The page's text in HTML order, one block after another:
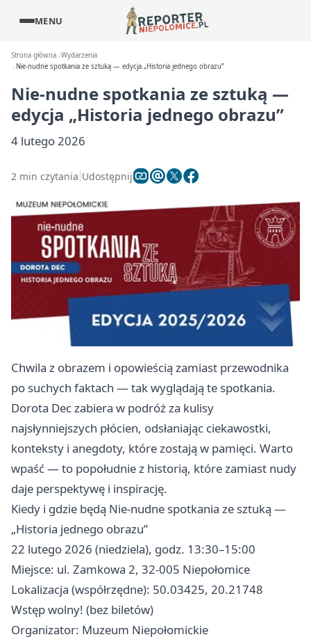
MENU
Strona główna Wydarzenia
Nie-nudne spotkania ze sztuką — edycja „Historia jednego obrazu”
Nie-nudne spotkania ze sztuką —
edycja „Historia jednego obrazu”
4 lutego 2026
2 min czytania Udostępnij
Chwila z obrazem i opowieścią zamiast przewodnika
po suchych faktach — tak wyglądają te spotkania.
Dorota Dec zabiera w podróż za kulisy
najsłynniejszych płócien, odsłaniając ciekawostki,
konteksty i anegdoty, które zostają w pamięci. Warto
wpaść — to popołudnie z historią, które zamiast nudy
daje perspektywę i inspirację.
Kiedy i gdzie będą Nie-nudne spotkania ze sztuką —
„Historia jednego obrazu”
22 lutego 2026 (niedziela), godz. 13:30–15:00
Miejsce: ul. Zamkowa 2, 32-005 Niepołomice
Lokalizacja (współrzędne): 50.03425, 20.21748
Wstęp wolny! (bez biletów)
Organizator: Muzeum Niepołomickie